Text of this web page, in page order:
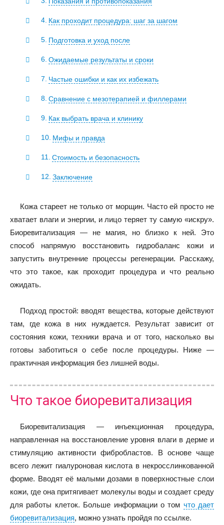
Как проходит процедура: шаг за шагом
Подготовка и уход после
Ожидаемые результаты и сроки
Частые ошибки и как их избежать
Сравнение с мезотерапией и филлерами
Как выбрать врача и клинику
Мифы и правда
Стоимость и безопасность
Заключение
Кожа стареет не только от морщин. Часто ей просто не
хватает влаги и энергии, и лицо теряет ту самую «искру».
Биоревитализация — не магия, но близко к ней. Это
способ напрямую восстановить гидробаланс кожи и
запустить внутренние процессы регенерации. Расскажу,
что это такое, как проходит процедура и что реально
ожидать.
Подход простой: вводят вещества, которые действуют
там, где кожа в них нуждается. Результат зависит от
состояния кожи, техники врача и от того, насколько вы
готовы заботиться о себе после процедуры. Ниже —
практичная информация без лишней воды.
Что такое биоревитализация
Биоревитализация — инъекционная процедура,
направленная на восстановление уровня влаги в дерме и
стимуляцию активности фибробластов. В основе чаще
всего лежит гиалуроновая кислота в некросслинкованной
форме. Вводят её малыми дозами в поверхностные слои
кожи, где она притягивает молекулы воды и создает среду
для работы клеток. Больше информации о том что дает
биоревитализация, можно узнать пройдя по ссылке.